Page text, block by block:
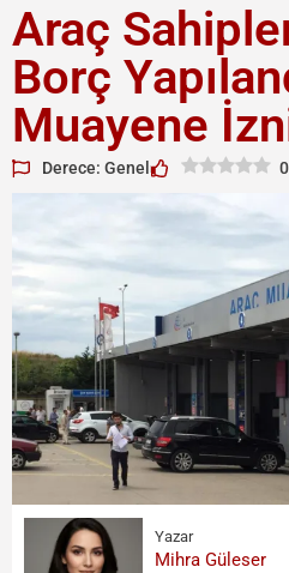
Araç
Borç
Muayene
Derece: Genel 0
Yazar
Mihra Güleser